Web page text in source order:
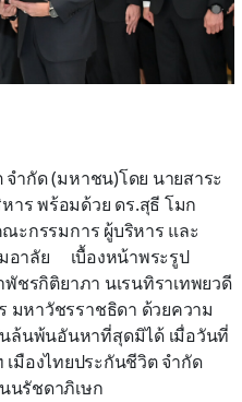
จำกัด (มหาชน)โดย นายสาระ
าร พร้อมด้วย ดร.สุธี โมก
ะกรรมการ ผู้บริหาร และ
อาลัย เบื้องหน้าพระรูป
พัชรกิติยาภา นเรนทิราเทพยวดี
มหาวัชรราชธิดา ด้วยความ
ล้นพ้นอันหาที่สุดมิได้ เมื่อวันที่
มืองไทยประกันชีวิต จำกัด
นรัชดาภิเษก